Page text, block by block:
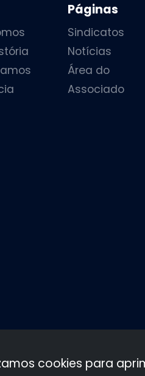
Páginas
Sindicatos
Notícias
Área do
Associado
cookies para